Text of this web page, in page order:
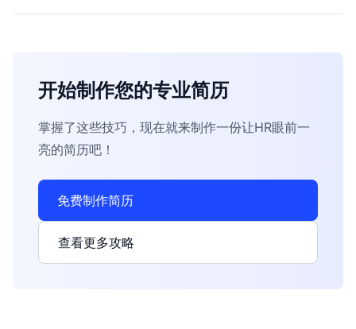
开始制作您的专业简历
掌握了这些技巧，现在就来制作一份让HR眼前一
亮的简历吧！
免费制作简历
查看更多攻略